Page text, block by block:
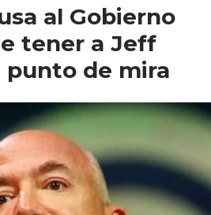
al Gobierno
tener a Jeff
punto de mira